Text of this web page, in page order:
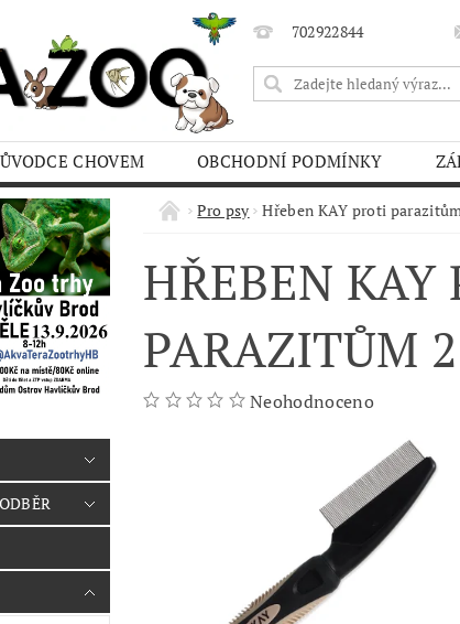
702922844
CHOVEM OBCHODNÍ PODMÍNKY
AQUA TERAZOO TRHY
Pro psy Hřeben KAY proti
HŘEBEN KAY
PARAZITŮM
Neohodnoceno